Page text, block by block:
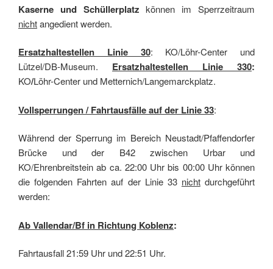
Kaserne und Schüllerplatzkönnen im Sperrzeitraum
nichtangedient werden.
Ersatzhaltestellen Linie 30: KO/Löhr-Center und
Lützel/DB-Museum. Ersatzhaltestellen Linie 330:
KO/Löhr-Center und Metternich/Langemarckplatz.
Vollsperrungen / Fahrtausfälle auf der Linie 33:
Während der Sperrung im Bereich Neustadt/Pfaffendorfer
Brücke und der B42 zwischen Urbar und
KO/Ehrenbreitstein ab ca. 22:00 Uhr bis 00:00 Uhr können
die folgenden Fahrten auf der Linie 33 nichtdurchgeführt
werden:
Ab Vallendar/Bf in Richtung Koblenz:
Fahrtausfall 21:59 Uhr und 22:51 Uhr.